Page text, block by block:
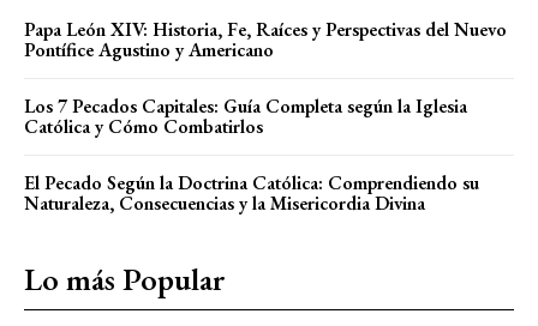
Papa León XIV: Historia, Fe, Raíces y Perspectivas del Nuevo
Pontífice Agustino y Americano
Los 7 Pecados Capitales: Guía Completa según la Iglesia
Católica y Cómo Combatirlos
El Pecado Según la Doctrina Católica: Comprendiendo su
Naturaleza, Consecuencias y la Misericordia Divina
Lo más Popular